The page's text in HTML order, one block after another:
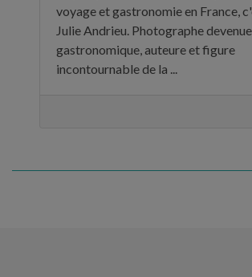
voyage et gastronomie en France,
Julie Andrieu. Photographe
gastronomique, auteure et figure
incontournable de la ...